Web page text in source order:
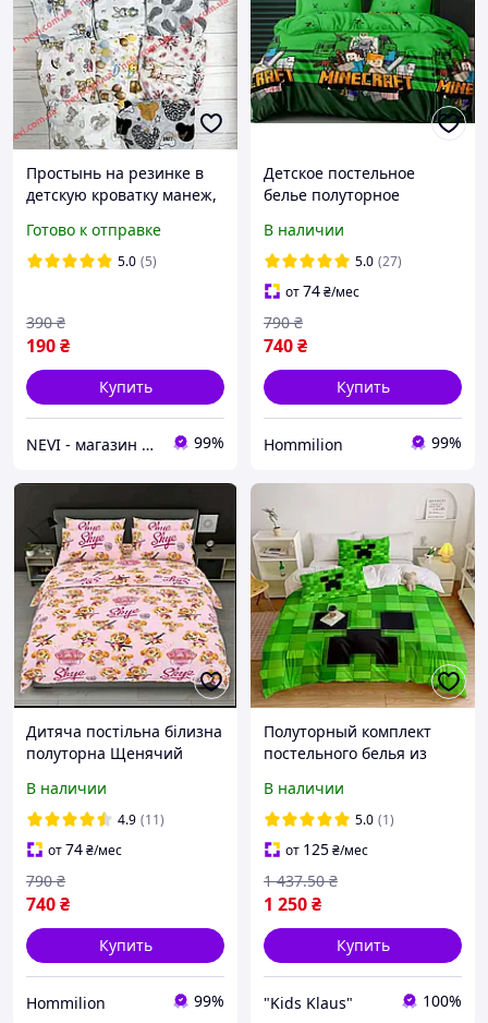
Простынь на резинке в
детскую кроватку манеж,
Готово к отправке
5.0 (5)
190₴
390 ₴
Купить
NEVI - магазин детских товаров 99%
Детское постельное
белье полуторное
наволочкой 50*70 Бязь
Голд
В наличии
5.0 (27)
от74₴/мес
740₴
790 ₴
Купить
Hommilion 99%
Дитяча постільна білизна
полуторна Щенячий
наволочкою 50*70 Бязь
Голд
В наличии
4.9 (11)
от74₴/мес
740₴
790 ₴
Купить
Hommilion 99%
Полуторный комплект
постельного белья из
(Minecraft) 5
В наличии
5.0 (1)
от 125₴/мес
1 250₴
1 437.50 ₴
Купить
"Kids Klaus" 100%